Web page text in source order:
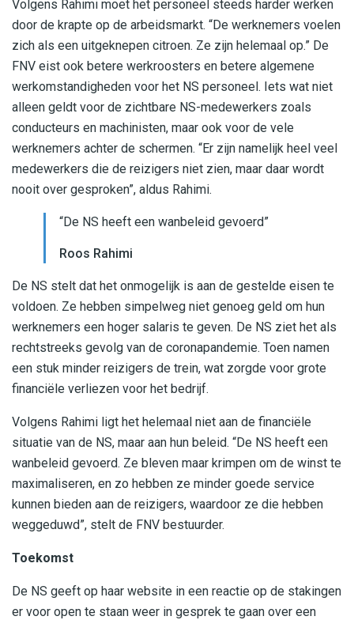
Volgens Rahimi moet het personeel steeds harder werken
door de krapte op de arbeidsmarkt. “De werknemers voelen
zich als een uitgeknepen citroen. Ze zijn helemaal op.” De
FNV eist ook betere werkroosters en betere algemene
werkomstandigheden voor het NS personeel. Iets wat niet
alleen geldt voor de zichtbare NS-medewerkers zoals
conducteurs en machinisten, maar ook voor de vele
werknemers achter de schermen. “Er zijn namelijk heel veel
medewerkers die de reizigers niet zien, maar daar wordt
nooit over gesproken”, aldus Rahimi.
“De NS heeft een wanbeleid gevoerd”
Roos Rahimi
De NS stelt dat het onmogelijk is aan de gestelde eisen te
voldoen. Ze hebben simpelweg niet genoeg geld om hun
werknemers een hoger salaris te geven. De NS ziet het als
rechtstreeks gevolg van de coronapandemie. Toen namen
een stuk minder reizigers de trein, wat zorgde voor grote
financiële verliezen voor het bedrijf.
Volgens Rahimi ligt het helemaal niet aan de financiële
situatie van de NS, maar aan hun beleid. “De NS heeft een
wanbeleid gevoerd. Ze bleven maar krimpen om de winst te
maximaliseren, en zo hebben ze minder goede service
kunnen bieden aan de reizigers, waardoor ze die hebben
weggeduwd”, stelt de FNV bestuurder.
Toekomst
De NS geeft op haar website in een reactie op de stakingen
er voor open te staan weer in gesprek te gaan over een